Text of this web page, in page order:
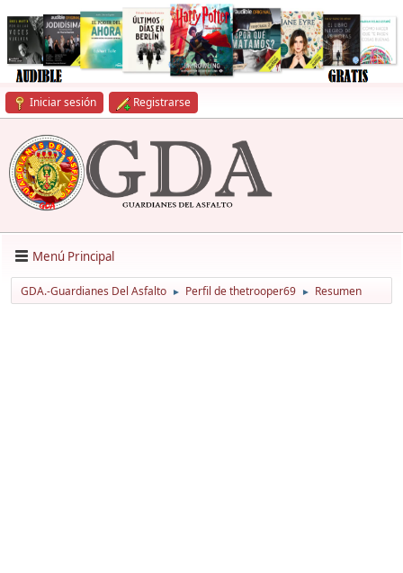
Iniciar sesión Registrarse
Menú Principal
GDA.-Guardianes Del Asfalto ► Perfil de thetrooper69 ► Resumen